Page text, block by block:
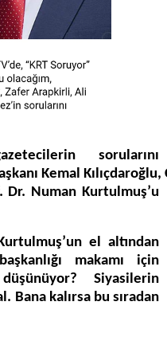
sorularını
Kemal
Dr. Numan Kurtulmuş’u
el altından
makamı için
Siyasilerin
Bana kalırsa bu sıradan